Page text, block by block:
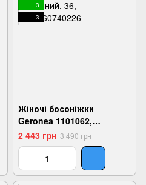
3
3
Жіночі босоніжки
Geronea 1101062,
Молочний, 36,
2999860740226
2 443 грн 3 490 грн